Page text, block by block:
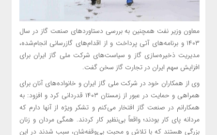
معاون وزیر نفت همچنین به بررسی دستاورد‌های صنعت گاز در سال
۱۴۰۳ و برنامه‌های آتی پرداخت و از اقدام‌های گازرسانی انجام‌شده،
مدیریت ذخیره‌سازی گاز و سیاست‌های شرکت ملی گاز ایران برای
افزایش سهم ایران در تجارت گاز سخن گفت.
وی از همکاران خود در شرکت ملی گاز ایران و خانواده‌های آنان برای
همراهی و حمایت در عبور از زمستان ۱۴۰۳ قدردانی کرد و افزود: به
همکارانم در صنعت گاز افتخار می‌کنم و تشکر ویژه از آنها دارم که
مردانه پای کار بودند؛ واقعاً بی‌نظیر کار کردند. همگی مردان و زنان
بزرگی هستند که با تلاش و محبت بی‌وقفه‌شان، سبب شدند در این